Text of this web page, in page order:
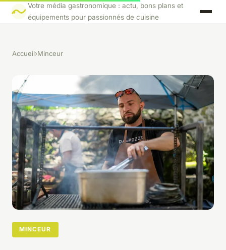
Votre média gastronomique : actu, bons plans et
équipements pour passionnés de cuisine
Accueil›Minceur
MINCEUR